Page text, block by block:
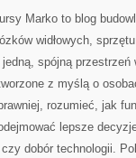
Marko to blog
widłowych,
jedną, spójną przestrzeń
z myślą o
rozumieć, jak
lepsze
dobór technologii.